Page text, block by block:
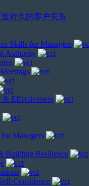
持久的客户关系
Skills for Managers
Authority
Effectiveness
Managers
Building Resilience
Confidence